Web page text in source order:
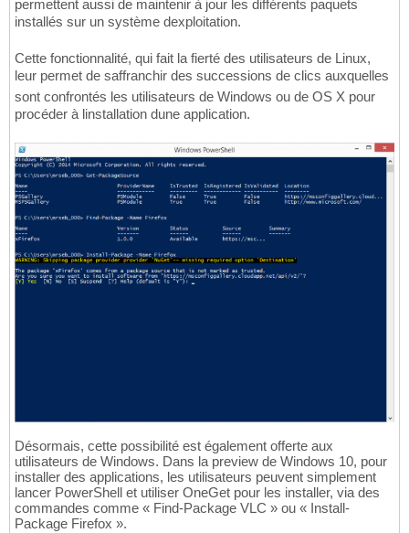
permettent aussi de maintenir à jour les différents paquets
installés sur un système dexploitation.
Cette fonctionnalité, qui fait la fierté des utilisateurs de Linux,
leur permet de saffranchir des successions de clics auxquelles
sont confrontés les utilisateurs de Windows ou de OS X pour
procéder à linstallation dune application.
Désormais, cette possibilité est également offerte aux
utilisateurs de Windows. Dans la preview de Windows 10, pour
installer des applications, les utilisateurs peuvent simplement
lancer PowerShell et utiliser OneGet pour les installer, via des
commandes comme « Find-Package VLC » ou « Install-
Package Firefox ».